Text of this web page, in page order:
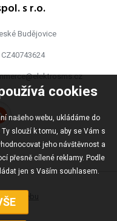
cookies
našeho webu, ukládáme do
slouží k tomu, aby se Vám s
jeho návštěvnost a
přesně cílené reklamy. Podle
jen s Vaším souhlasem.
s r.o.
Budějovice
CZ40743624
webu